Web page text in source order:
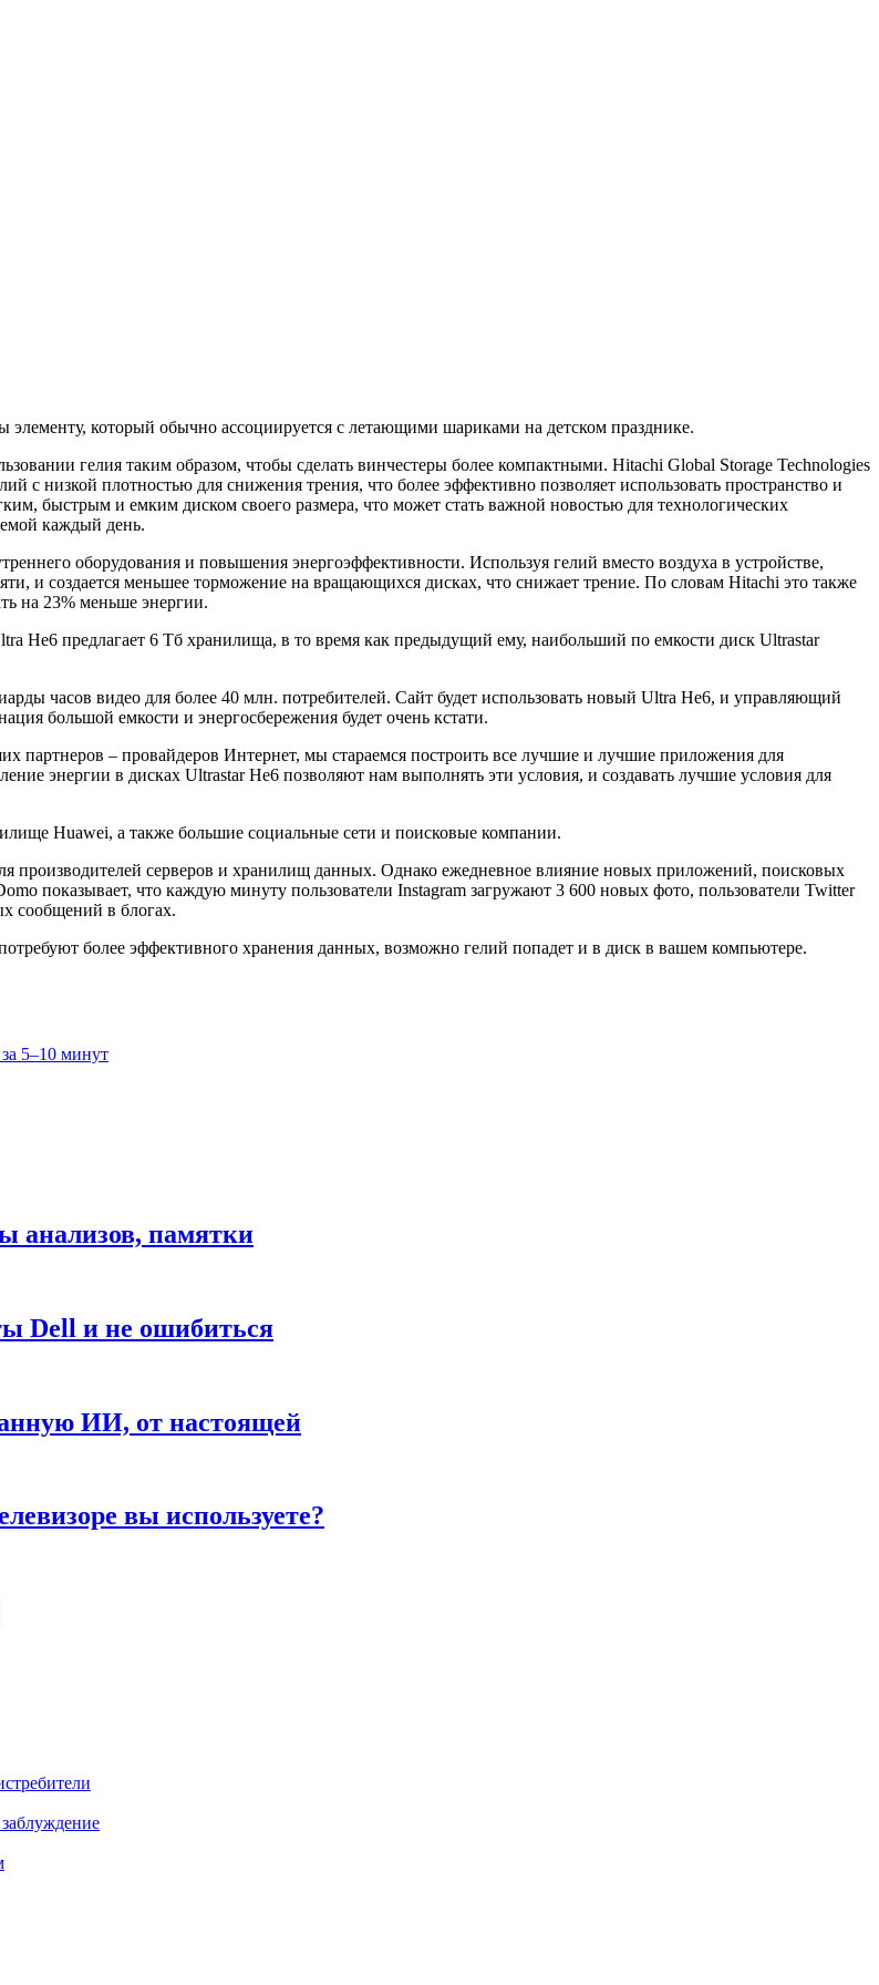
который обычно ассоциируется с летающими шариками на детском празднике.
гелия таким образом, чтобы сделать винчестеры более компактными. Hitachi Global Storage Technologies
с низкой плотностью для снижения трения, что более эффективно позволяет использовать пространство и
быстрым и емким диском своего размера, что может стать важной новостью для технологических
каждый день.
оборудования и повышения энергоэффективности. Используя гелий вместо воздуха в устройстве,
и создается меньшее торможение на вращающихся дисках, что снижает трение. По словам Hitachi это также
на 23% меньше энергии.
He6 предлагает 6 Тб хранилища, в то время как предыдущий ему, наибольший по емкости диск Ultrastar
часов видео для более 40 млн. потребителей. Сайт будет использовать новый Ultra He6, и управляющий
большой емкости и энергосбережения будет очень кстати.
партнеров – провайдеров Интернет, мы стараемся построить все лучшие и лучшие приложения для
энергии в дисках Ultrastar He6 позволяют нам выполнять эти условия, и создавать лучшие условия для
Huawei, а также большие социальные сети и поисковые компании.
производителей серверов и хранилищ данных. Однако ежедневное влияние новых приложений, поисковых
показывает, что каждую минуту пользователи Instagram загружают 3 600 новых фото, пользователи Twitter
сообщений в блогах.
более эффективного хранения данных, возможно гелий попадет и в диск в вашем компьютере.
5–10 минут
анализов, памятки
Dell и не ошибиться
ИИ, от настоящей
вы используете?